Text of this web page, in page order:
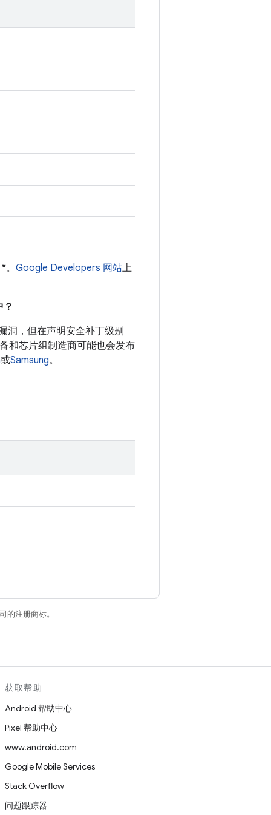
Google Developers 网站上
洞，但在声明安全补丁级别
和芯片组制造商可能也会发布
或Samsung。
的注册商标。
获取帮助
Android 帮助中心
Pixel 帮助中心
www.android.com
Google Mobile Services
Stack Overflow
问题跟踪器